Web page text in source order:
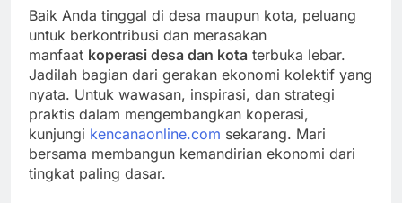
Baik Anda tinggal di desa maupun kota, peluang
untuk berkontribusi dan merasakan
manfaat koperasi desa dan kota terbuka lebar.
Jadilah bagian dari gerakan ekonomi kolektif yang
nyata. Untuk wawasan, inspirasi, dan strategi
praktis dalam mengembangkan koperasi,
kunjungi kencanaonline.com sekarang. Mari
bersama membangun kemandirian ekonomi dari
tingkat paling dasar.